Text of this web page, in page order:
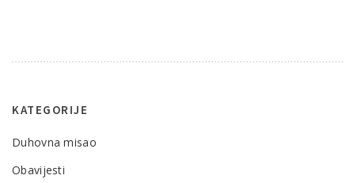
KATEGORIJE
Duhovna misao
Obavijesti